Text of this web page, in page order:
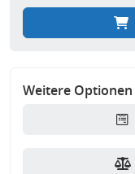
Weitere Optionen